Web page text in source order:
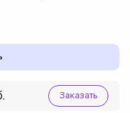
Заказать